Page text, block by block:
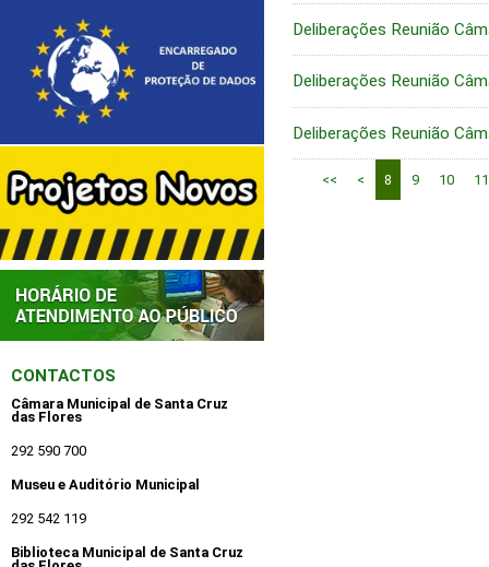
CONTACTOS
Câmara Municipal de Santa Cruz
das Flores
292 590 700
Museu e Auditório Municipal
292 542 119
Biblioteca Municipal de Santa Cruz
Deliberações Reunião
Deliberações Reunião
Deliberações Reunião
<< < 8 9 10 11